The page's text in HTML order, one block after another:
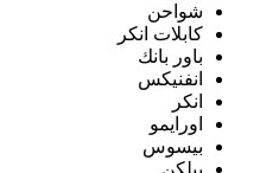
شواحن
كابلات انكر
باور بانك
انفنيكس
انكر
اورايمو
بيسوس